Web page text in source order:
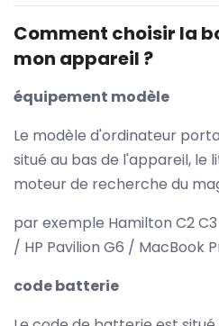
Comment choisir la
mon appareil ?
équipement modèle
Le modèle d'ordinateur
situé au bas de l'appareil, le
moteur de recherche du
par exemple Hamilton C2
/ HP Pavilion G6 / MacBook
code batterie